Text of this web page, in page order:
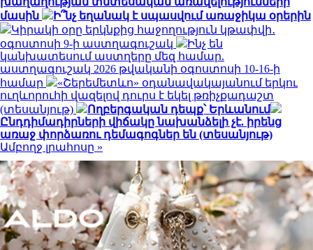
մասին
Ի՞նչ եղանակ է սպասվում առաջիկա օրերին
Կիրակի օրը երկնքից հաջողություն կթափվի․
օգոստոսի 9-ի աստղագուշակ
Ինչ են
կանխատեսում աստղերը մեզ համար.
աստղագուշակ 2026 թվականի օգոստոսի 10-16-ի
համար
«Շերեմետևո» օդանավակայանում երկու
ուղևորուհի վազելով դուրս է եկել թռիչքադաշտ
(տեսանյութ)
Ողբերգական դեպք՝ Երևանում
Ընդդիմադիրների վիճակը նախանձելի չէ. իրենց
առաջ փորձառու դեմագոգներ են (տեսանյութ)
Ամբողջ լրահոսը »